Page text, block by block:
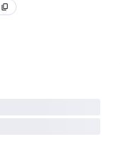
content_copy